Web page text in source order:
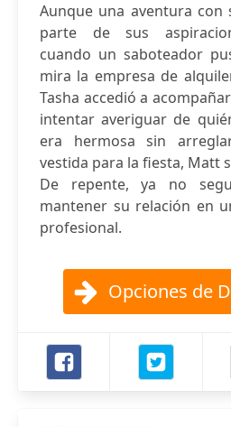
Aunque una aventura
parte de sus
cuando un saboteador
mira la empresa de
Tasha accedió a
intentar averiguar de
era hermosa sin
vestida para la fiesta, Matt
De repente, ya no
mantener su relación en
profesional.
Opciones de